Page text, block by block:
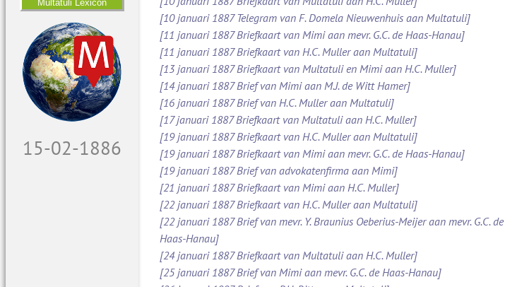
Multatuli Lexicon
16-02-1886
[10 januari 1887 Telegram van F. Domela Nieuwenhuis aan Multatuli]
[11 januari 1887 Briefkaart van Mimi aan mevr. G.C. de Haas-Hanau]
[11 januari 1887 Briefkaart van H.C. Muller aan Multatuli]
[13 januari 1887 Briefkaart van Multatuli en Mimi aan H.C. Muller]
[14 januari 1887 Brief van Mimi aan M.J. de Witt Hamer]
[16 januari 1887 Brief van H.C. Muller aan Multatuli]
[17 januari 1887 Briefkaart van Multatuli aan H.C. Muller]
[19 januari 1887 Briefkaart van H.C. Muller aan Multatuli]
[19 januari 1887 Briefkaart van Mimi aan mevr. G.C. de Haas-Hanau]
[19 januari 1887 Brief van advokatenfirma aan Mimi]
[21 januari 1887 Briefkaart van Mimi aan H.C. Muller]
[22 januari 1887 Briefkaart van H.C. Muller aan Multatuli]
[22 januari 1887 Brief van mevr. Y. Braunius Oeberius-Meijer aan mevr. G.C. de
Haas-Hanau]
[24 januari 1887 Briefkaart van Multatuli aan H.C. Muller]
[25 januari 1887 Brief van Mimi aan mevr. G.C. de Haas-Hanau]